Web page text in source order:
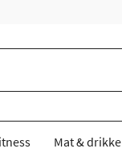
Mat & drikke